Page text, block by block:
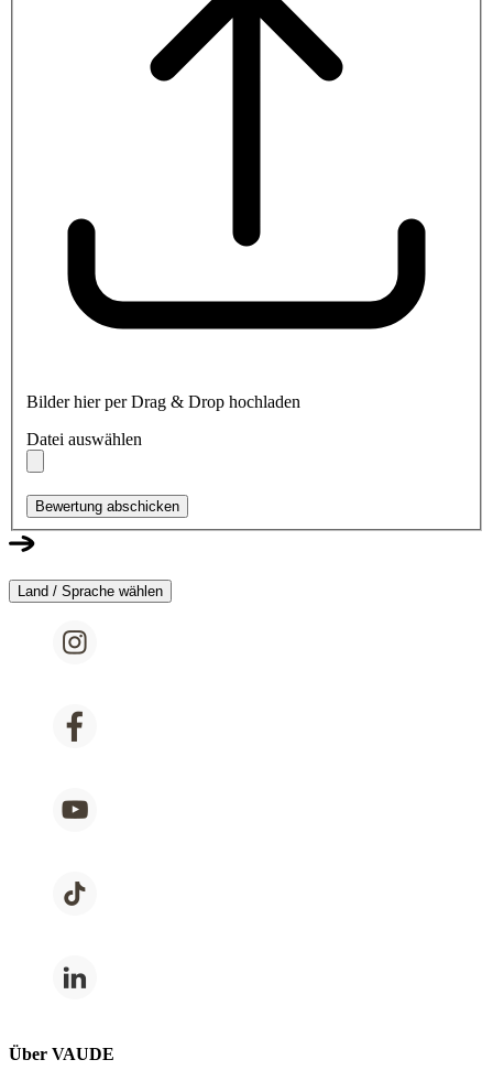
Bilder hier per Drag & Drop hochladen
Datei auswählen
Bewertung abschicken
Land / Sprache wählen
Über VAUDE